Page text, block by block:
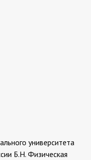
университета
Б.Н. Физическая